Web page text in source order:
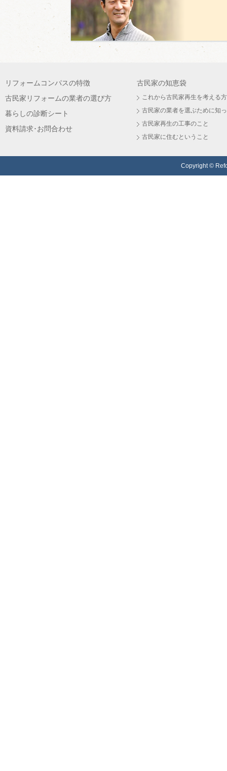
リフォームコンパスの特徴
古民家リフォームの業者の選び方
暮らしの診断シート
資料請求･お問合わせ
古民家の知恵袋
これから古民家再生を考える
古民家の業者を選ぶために知
古民家再生の工事のこと
古民家に住むということ
Copyright ©